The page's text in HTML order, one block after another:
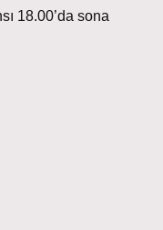
18.00’da sona